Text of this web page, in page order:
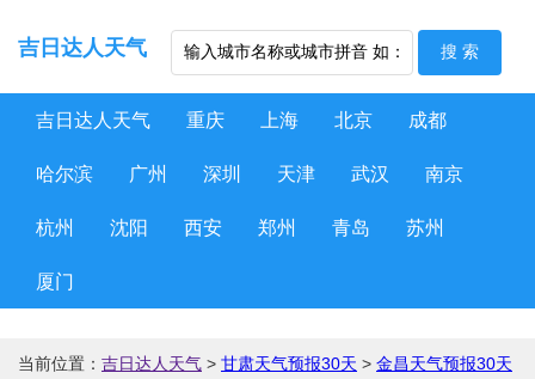
吉日达人天气
吉日达人天气 重庆 上海 北京 成都
哈尔滨 广州 深圳 天津 武汉 南京
杭州 沈阳 西安 郑州 青岛 苏州
厦门
当前位置： 吉日达人天气 > 甘肃天气预报30天 > 金昌天气预报30天